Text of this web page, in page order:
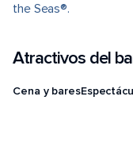
the Seas®.
Atractivos del
Cena y bares